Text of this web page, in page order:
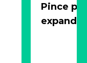
Pince